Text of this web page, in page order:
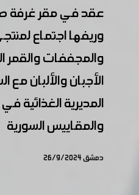
عقد في مقر غرفة
وريفها اجتماع
والمجففات والقمر
الأجبان والألبان
المديرية الغذائية
والمقاييس السورية
دمشق 26/9/2024